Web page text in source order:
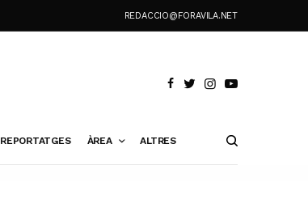
REDACCIO@FORAVILA.NET
REPORTATGES ÀREA ALTRES